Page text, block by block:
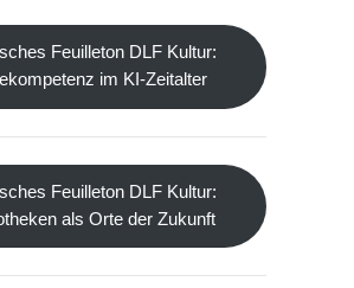
Feuilleton DLF Kultur:
im KI-Zeitalter
Feuilleton DLF Kultur:
als Orte der Zukunft